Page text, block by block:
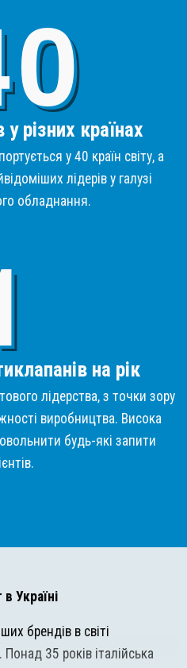
різних країнах
у 40 країн світу, а
лідерів у галузі
обладнання.
на рік
лідерства, з точки зору
виробництва. Висока
будь-які запити
Україні
брендів в світі
35 років італійська